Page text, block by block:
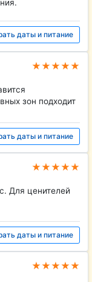
даты и питание
★★★★★
зон подходит
даты и питание
★★★★★
Для ценителей
даты и питание
★★★★★